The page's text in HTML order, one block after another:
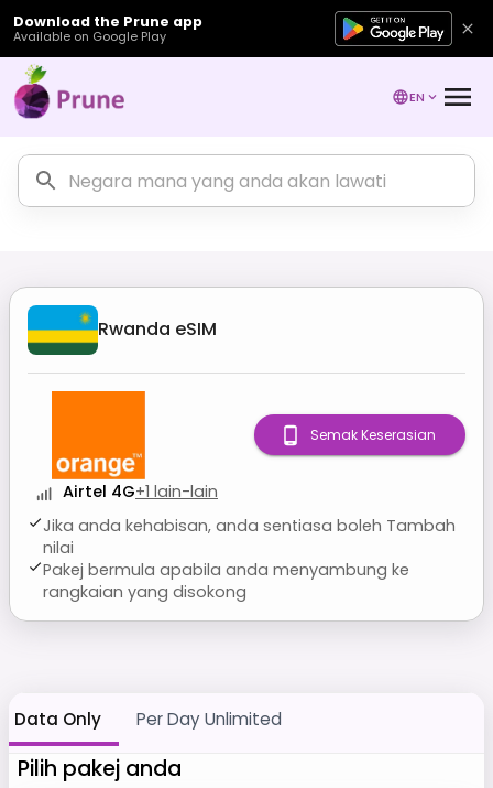
Download the Prune app
Available on Google Play
EN
Rwanda eSIM
Airtel 4G+1 lain-lain
Jika anda kehabisan, anda sentiasa boleh Tambah
nilai
Pakej bermula apabila anda menyambung ke
rangkaian yang disokong
Semak Keserasian
Data Only Per Day Unlimited
Pilih pakej anda